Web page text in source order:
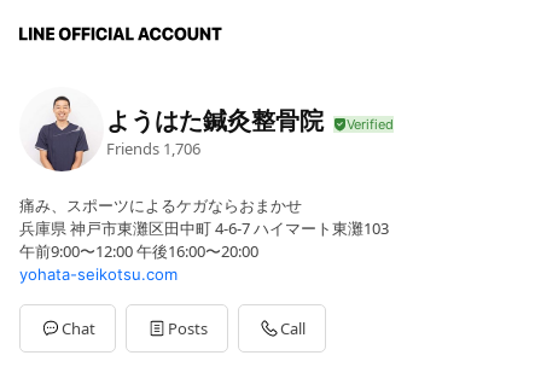
ようはた鍼灸整骨院
Friends 1,706
痛み、スポーツによるケガならおまかせ
兵庫県 神戸市東灘区田中町 4-6-7 ハイマート東灘103
午前9:00〜12:00 午後16:00〜20:00
yohata-seikotsu.com
Chat Posts Call